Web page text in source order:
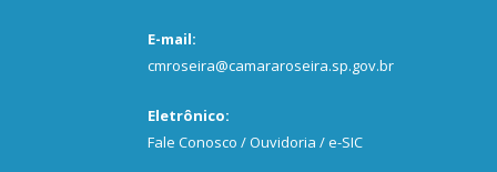
E-mail:
cmroseira@camararoseira.sp.gov.br
Eletrônico:
Fale Conosco / Ouvidoria / e-SIC